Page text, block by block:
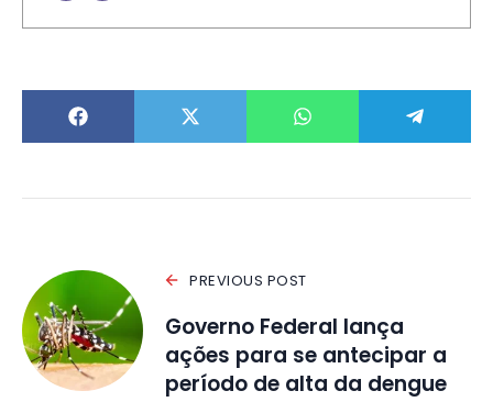
PREVIOUS POST
Governo Federal lança
ações para se antecipar a
período de alta da dengue